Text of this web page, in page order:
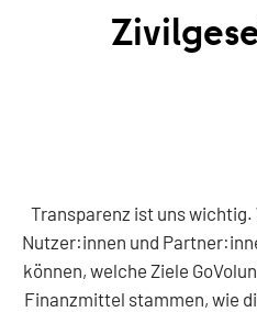
Transparenz ist uns
Nutzer:innen und
können, welche Ziele
Finanzmittel stammen, wie